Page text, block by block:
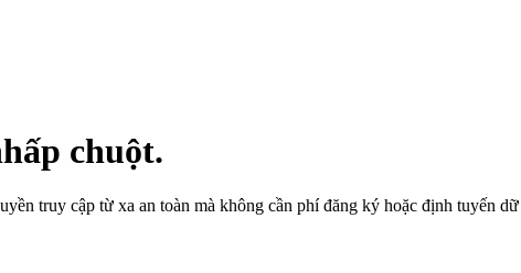
chuột.
truy cập từ xa an toàn mà không cần phí đăng ký hoặc định tuyến